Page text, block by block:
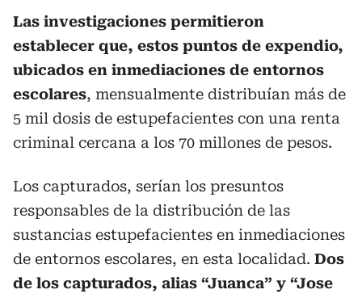
Las investigaciones permitieron
establecer que, estos puntos de expendio,
ubicados en inmediaciones de entornos
escolares, mensualmente distribuían más de
5 mil dosis de estupefacientes con una renta
criminal cercana a los 70 millones de pesos.
Los capturados, serían los presuntos
responsables de la distribución de las
sustancias estupefacientes en inmediaciones
de entornos escolares, en esta localidad. Dos
de los capturados, alias “Juanca” y “Jose